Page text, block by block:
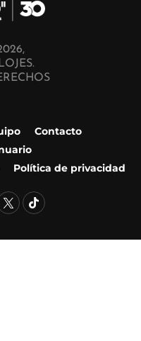
Contacto
Política de privacidad